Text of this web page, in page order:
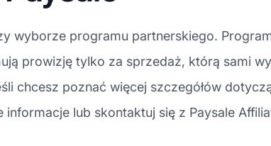
wyborze programu partnerskiego.
prowizję tylko za sprzedaż, którą sami
chcesz poznać więcej szczegółów
lub skontaktuj się z Paysale